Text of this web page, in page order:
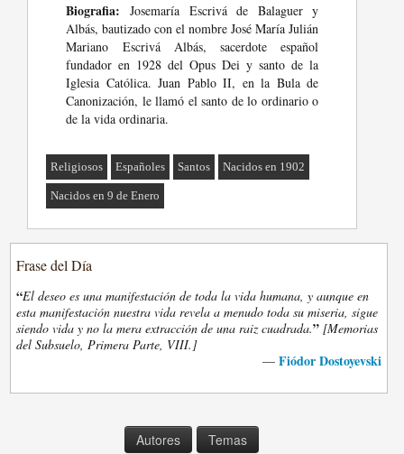
Biografia: Josemaría Escrivá de Balaguer y
Albás, bautizado con el nombre José María Julián
Mariano Escrivá Albás, sacerdote español
fundador en 1928 del Opus Dei y santo de la
Iglesia Católica. Juan Pablo II, en la Bula de
Canonización, le llamó el santo de lo ordinario o
de la vida ordinaria.
Religiosos Españoles Santos Nacidos en 1902
Nacidos en 9 de Enero
Frase del Día
“El deseo es una manifestación de toda la vida humana, y aunque en
esta manifestación nuestra vida revela a menudo toda su miseria, sigue
siendo vida y no la mera extracción de una raiz cuadrada.” [Memorias
del Subsuelo, Primera Parte, VIII.]
— Fiódor Dostoyevski
Autores Temas